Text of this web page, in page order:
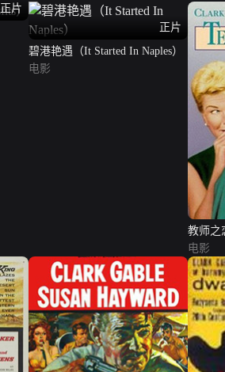
正片
正片
碧港艳遇（It Started In Naples）
电影
教师之
电影